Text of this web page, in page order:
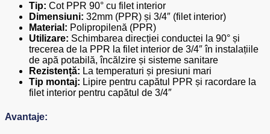
Tip: Cot PPR 90° cu filet interior
Dimensiuni: 32mm (PPR) și 3/4″ (filet interior)
Material: Polipropilenă (PPR)
Utilizare: Schimbarea direcției conductei la 90° și
trecerea de la PPR la filet interior de 3/4″ în instalațiile
de apă potabilă, încălzire și sisteme sanitare
Rezistență: La temperaturi și presiuni mari
Tip montaj: Lipire pentru capătul PPR și racordare la
filet interior pentru capătul de 3/4″
Avantaje: